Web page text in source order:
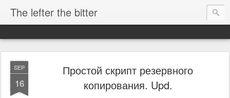
The lefter the bitter
SEP
16
Простой скрипт резервного
копирования. Upd.